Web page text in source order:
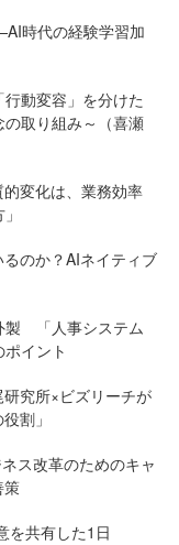
時代の経験学習加
行動変容」を分けた
取り組み～（喜瀬
変化は、業務効率
のか？AIネイティブ
製 「人事システム
イント
究所×ビズリーチが
割」
ス改革のためのキャ
策
を共有した1日